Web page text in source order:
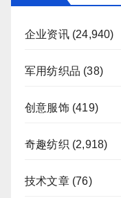
企业资讯(24,940)
军用纺织品 (38)
创意服饰(419)
奇趣纺织 (2,918)
技术文章(76)